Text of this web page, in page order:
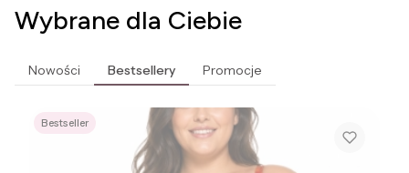
Wybrane dla Ciebie
Nowości Bestsellery Promocje
Bestseller